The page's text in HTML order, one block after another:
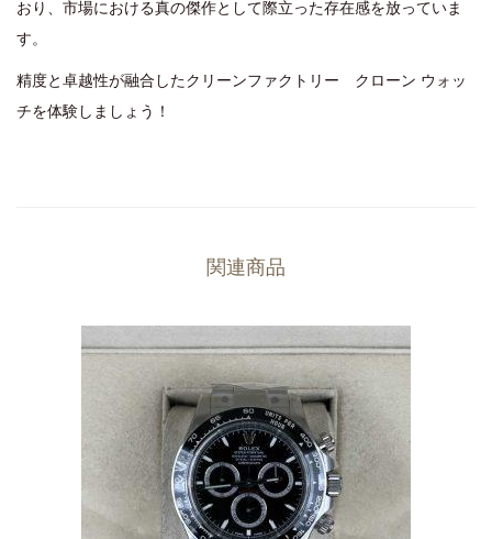
おり、市場における真の傑作として際立った存在感を放っていま
す。
精度と卓越性が融合したクリーンファクトリー クローン ウォッ
チを体験しましょう！
関連商品